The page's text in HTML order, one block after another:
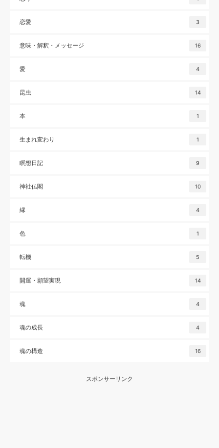
恋愛 3
意味・解釈・メッセージ 16
愛 4
昆虫 14
本 1
生まれ変わり 1
瞑想日記 9
神社仏閣 10
縁 4
色 1
転機 5
開運・願望実現 14
魂 4
魂の成長 4
魂の構造 16
スポンサーリンク